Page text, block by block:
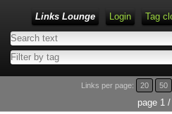
Links Lounge Login Tag
Links per page: 20 50
page 1